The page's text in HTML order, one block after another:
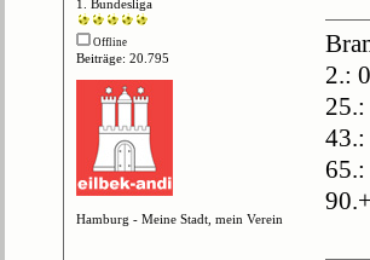
1. Bundesliga
Offline
Beiträge: 20.795
Hamburg - Meine Stadt, mein Verein
2.:
43.: